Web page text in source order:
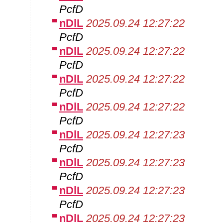
PcfD
nDlL 2025.09.24 12:27:22
PcfD
nDlL 2025.09.24 12:27:22
PcfD
nDlL 2025.09.24 12:27:22
PcfD
nDlL 2025.09.24 12:27:22
PcfD
nDlL 2025.09.24 12:27:23
PcfD
nDlL 2025.09.24 12:27:23
PcfD
nDlL 2025.09.24 12:27:23
PcfD
nDlL 2025.09.24 12:27:23